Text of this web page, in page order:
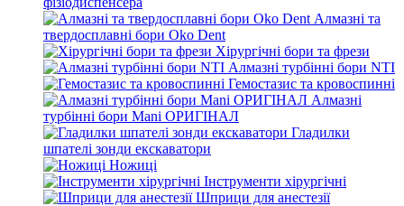
Алмазні та
твердосплавні бори Oko Dent
Хірургічні бори та фрези
Алмазні турбінні бори NTI
Гемостазис та кровоспинні
Алмазні
турбінні бори Mani ОРИГІНАЛ
Гладилки
шпателі зонди екскаватори
Ножиці
Інструменти хірургічні
Шприци для анестезії